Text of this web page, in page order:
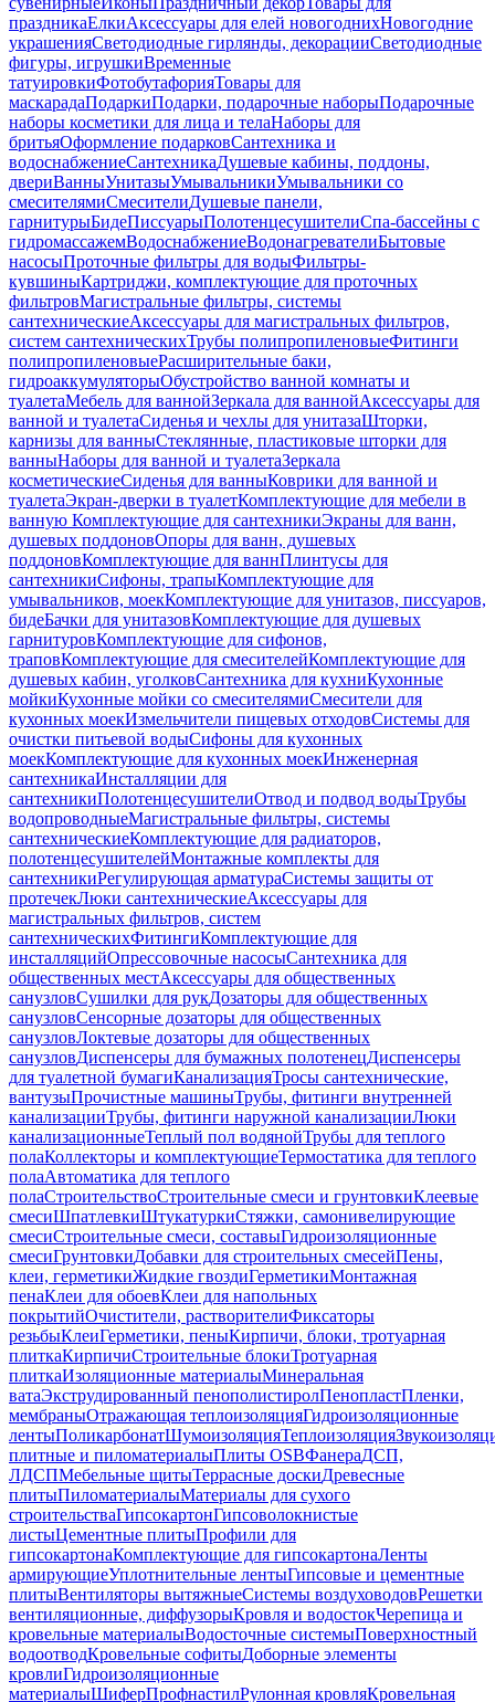
праздникаЕлкиАксессуары для елей новогоднихНовогодние
украшенияСветодиодные гирлянды, декорацииСветодиодные
фигуры, игрушкиВременные
татуировкиФотобутафорияТовары для
маскарадаПодаркиПодарки, подарочные наборыПодарочные
наборы косметики для лица и телаНаборы для
бритьяОформление подарковСантехника и
водоснабжениеСантехникаДушевые кабины, поддоны,
двериВанныУнитазыУмывальникиУмывальники со
смесителямиСмесителиДушевые панели,
гарнитурыБидеПиссуарыПолотенцесушителиСпа-бассейны с
гидромассажемВодоснабжениеВодонагревателиБытовые
насосыПроточные фильтры для водыФильтры-
кувшиныКартриджи, комплектующие для проточных
фильтровМагистральные фильтры, системы
сантехническиеАксессуары для магистральных фильтров,
систем сантехническихТрубы полипропиленовыеФитинги
полипропиленовыеРасширительные баки,
гидроаккумуляторыОбустройство ванной комнаты и
туалетаМебель для ваннойЗеркала для ваннойАксессуары для
ванной и туалетаСиденья и чехлы для унитазаШторки,
карнизы для ванныСтеклянные, пластиковые шторки для
ванныНаборы для ванной и туалетаЗеркала
косметическиеСиденья для ванныКоврики для ванной и
туалетаЭкран-дверки в туалетКомплектующие для мебели в
ванную Комплектующие для сантехникиЭкраны для ванн,
душевых поддоновОпоры для ванн, душевых
поддоновКомплектующие для ваннПлинтусы для
сантехникиСифоны, трапыКомплектующие для
умывальников, моекКомплектующие для унитазов, писсуаров,
бидеБачки для унитазовКомплектующие для душевых
гарнитуровКомплектующие для сифонов,
траповКомплектующие для смесителейКомплектующие для
душевых кабин, уголковСантехника для кухниКухонные
мойкиКухонные мойки со смесителямиСмесители для
кухонных моекИзмельчители пищевых отходовСистемы для
очистки питьевой водыСифоны для кухонных
моекКомплектующие для кухонных моекИнженерная
сантехникаИнсталляции для
сантехникиПолотенцесушителиОтвод и подвод водыТрубы
водопроводныеМагистральные фильтры, системы
сантехническиеКомплектующие для радиаторов,
полотенцесушителейМонтажные комплекты для
сантехникиРегулирующая арматураСистемы защиты от
протечекЛюки сантехническиеАксессуары для
магистральных фильтров, систем
сантехническихФитингиКомплектующие для
инсталляцийОпрессовочные насосыСантехника для
общественных местАксессуары для общественных
санузловСушилки для рукДозаторы для общественных
санузловСенсорные дозаторы для общественных
санузловЛоктевые дозаторы для общественных
санузловДиспенсеры для бумажных полотенецДиспенсеры
для туалетной бумагиКанализацияТросы сантехнические,
вантузыПрочистные машиныТрубы, фитинги внутренней
канализацииТрубы, фитинги наружной канализацииЛюки
канализационныеТеплый пол водянойТрубы для теплого
полаКоллекторы и комплектующиеТермостатика для теплого
полаАвтоматика для теплого
полаСтроительствоСтроительные смеси и грунтовкиКлеевые
смесиШпатлевкиШтукатуркиСтяжки, самонивелирующие
смесиСтроительные смеси, составыГидроизоляционные
смесиГрунтовкиДобавки для строительных смесейПены,
клеи, герметикиЖидкие гвоздиГерметикиМонтажная
пенаКлеи для обоевКлеи для напольных
покрытийОчистители, растворителиФиксаторы
резьбыКлеиГерметики, пеныКирпичи, блоки, тротуарная
плиткаКирпичиСтроительные блокиТротуарная
плиткаИзоляционные материалыМинеральная
ватаЭкструдированный пенополистиролПенопластПленки,
мембраныОтражающая теплоизоляцияГидроизоляционные
лентыПоликарбонатШумоизоляцияТеплоизоляция
плитные и пиломатериалыПлиты OSBФанераДСП,
ЛДСПМебельные щитыТеррасные доскиДревесные
плитыПиломатериалыМатериалы для сухого
строительстваГипсокартонГипсоволокнистые
листыЦементные плитыПрофили для
гипсокартонаКомплектующие для гипсокартонаЛенты
армирующиеУплотнительные лентыГипсовые и цементные
плитыВентиляторы вытяжныеСистемы воздуховодовРешетки
вентиляционные, диффузорыКровля и водостокЧерепица и
кровельные материалыВодосточные системыПоверхностный
водоотводКровельные софитыДоборные элементы
кровлиГидроизоляционные
материалыШиферПрофнастилРулонная кровляКровельная